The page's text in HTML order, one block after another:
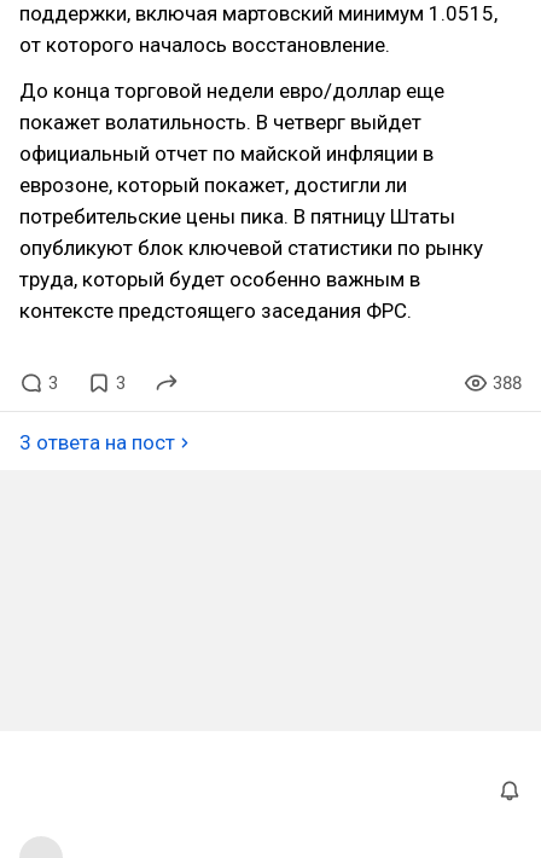
поддержки, включая мартовский минимум 1.0515,
от которого началось восстановление.
До конца торговой недели евро/доллар еще
покажет волатильность. В четверг выйдет
официальный отчет по майской инфляции в
еврозоне, который покажет, достигли ли
потребительские цены пика. В пятницу Штаты
опубликуют блок ключевой статистики по рынку
труда, который будет особенно важным в
контексте предстоящего заседания ФРС.
3 3 388
3 ответа на пост